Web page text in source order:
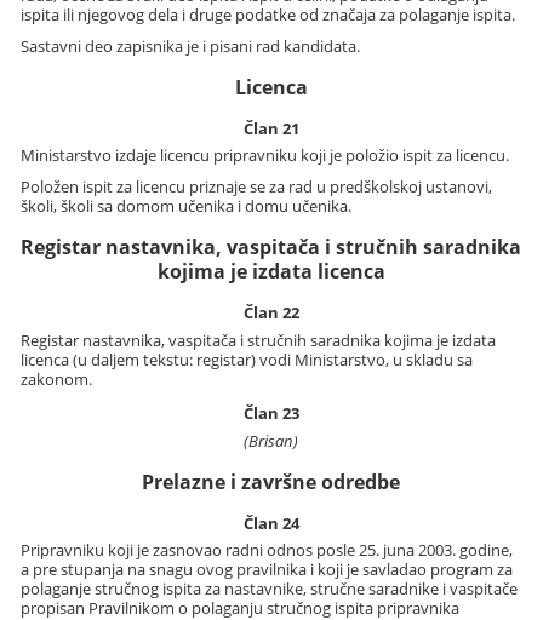
ispita ili njegovog dela i druge podatke od značaja za polaganje ispita.
Sastavni deo zapisnika je i pisani rad kandidata.
Licenca
Član 21
Ministarstvo izdaje licencu pripravniku koji je položio ispit za licencu.
Položen ispit za licencu priznaje se za rad u predškolskoj ustanovi,
školi, školi sa domom učenika i domu učenika.
Registar nastavnika, vaspitača i stručnih saradnika
kojima je izdata licenca
Član 22
Registar nastavnika, vaspitača i stručnih saradnika kojima je izdata
licenca (u daljem tekstu: registar) vodi Ministarstvo, u skladu sa
zakonom.
Član 23
(Brisan)
Prelazne i završne odredbe
Član 24
Pripravniku koji je zasnovao radni odnos posle 25. juna 2003. godine,
a pre stupanja na snagu ovog pravilnika i koji je savladao program za
polaganje stručnog ispita za nastavnike, stručne saradnike i vaspitače
propisan Pravilnikom o polaganju stručnog ispita pripravnika